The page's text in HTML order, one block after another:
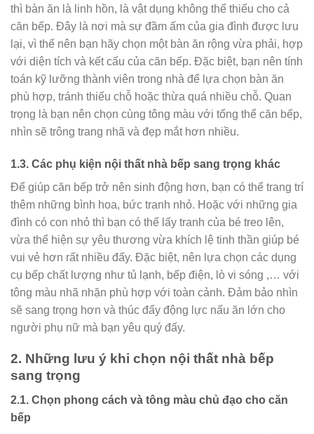
thì bàn ăn là linh hồn, là vật dụng không thể thiếu cho cả
căn bếp. Đây là nơi mà sự đầm ấm của gia đình được lưu
lại, vì thế nên bạn hãy chọn một bàn ăn rộng vừa phải, hợp
với diện tích và kết cấu của căn bếp. Đặc biệt, bạn nên tính
toán kỹ lưỡng thành viên trong nhà để lựa chọn bàn ăn
phù hợp, tránh thiếu chỗ hoặc thừa quá nhiều chỗ. Quan
trọng là bạn nên chọn cùng tông màu với tổng thể căn bếp,
nhìn sẽ trông trang nhã và đẹp mắt hơn nhiều.
1.3. Các phụ kiện nội thất nhà bếp sang trọng khác
Để giúp căn bếp trở nên sinh động hơn, bạn có thể trang trí
thêm những bình hoa, bức tranh nhỏ. Hoặc với những gia
đình có con nhỏ thì bạn có thể lấy tranh của bé treo lên,
vừa thể hiện sự yêu thương vừa khích lệ tinh thần giúp bé
vui vẻ hơn rất nhiều đấy. Đặc biệt, nên lựa chọn các dụng
cụ bếp chất lượng như tủ lạnh, bếp điện, lò vi sóng ,… với
tông màu nhã nhặn phù hợp với toàn cảnh. Đảm bảo nhìn
sẽ sang trọng hơn và thúc đẩy động lực nấu ăn lớn cho
người phụ nữ mà bạn yêu quý đấy.
2. Những lưu ý khi chọn nội thất nhà bếp
sang trọng
2.1. Chọn phong cách và tông màu chủ đạo cho căn
bếp